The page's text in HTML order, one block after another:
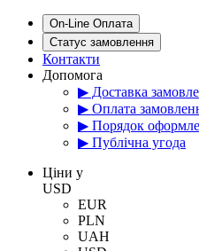
On-Line Оплата
Статус замовлення
Контакти
Допомога
▶ Доставка
▶ Оплата
▶ Порядок
▶ Публічна угода
Цiни у
USD
EUR
PLN
UAH